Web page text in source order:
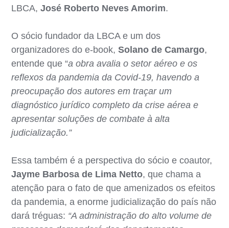
LBCA,José Roberto Neves Amorim.
O sócio fundador da LBCA e um dos
organizadores do e-book,Solano de Camargo,
entende que “a obra avalia o setor aéreo e os
reflexos da pandemia da Covid-19, havendo a
preocupação dos autores em traçar um
diagnóstico jurídico completo da crise aérea e
apresentar soluções de combate à alta
judicialização.”
Essa também é a perspectiva do sócio e coautor,
Jayme Barbosa de Lima Netto, que chama a
atenção para o fato de que amenizados os efeitos
da pandemia, a enorme judicialização do país não
dará tréguas: “A administração do alto volume de